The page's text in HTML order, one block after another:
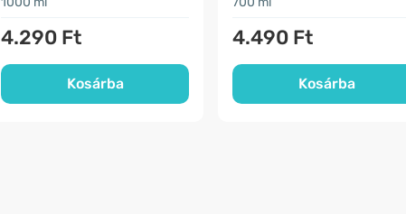
4.290 Ft
Kosárba
4.490 Ft
Kosárba